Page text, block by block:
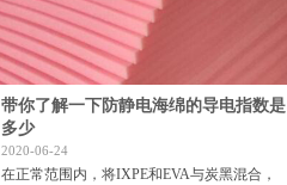
带你了解一下防静电海绵的导电指数是
多少
2020-06-24
在正常范围内，将IXPE和EVA与炭黑混合，